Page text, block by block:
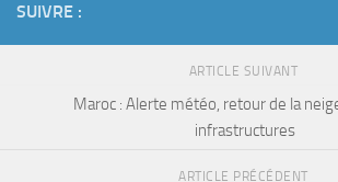
SUIVRE :
ARTICLE SUIVANT
Maroc : Alerte météo, retour de la
infrastructures
ARTICLE PRÉCÉDENT